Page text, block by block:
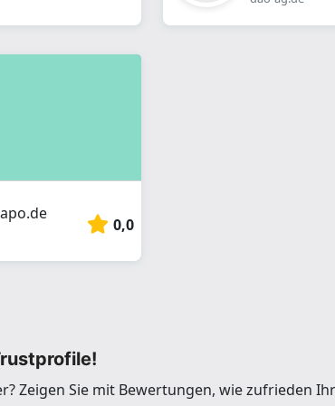
0,0
Zeigen Sie mit Bewertungen, wie zufrieden